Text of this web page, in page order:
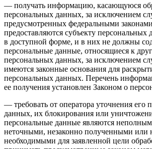
— получать информацию, касающуюся
персональных данных, за исключением
предусмотренных федеральными
предоставляются субъекту
в доступной форме, и в них не должны
персональные данные, относящиеся к
персональных данных, за исключением
имеются законные основания для
персональных данных. Перечень
ее получения установлен Законом о
— требовать от оператора уточнения его
данных, их блокирования или
персональные данные являются
неточными, незаконно полученными или
необходимыми для заявленной цели